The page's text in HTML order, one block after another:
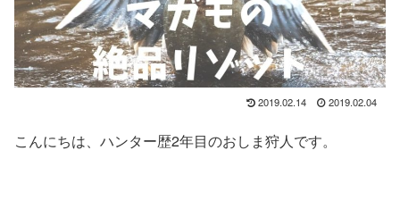
2019.02.14 2019.02.04
こんにちは、ハンター歴2年目のおしま狩人です。